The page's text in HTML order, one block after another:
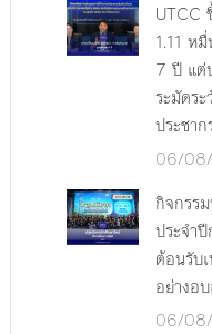
UTCC
1.11 ห
7 ปี แต่
ระมัดร
ประชา
06/
กิจกรร
ประจำ
ต้อนรับ
อย่างอ
06/